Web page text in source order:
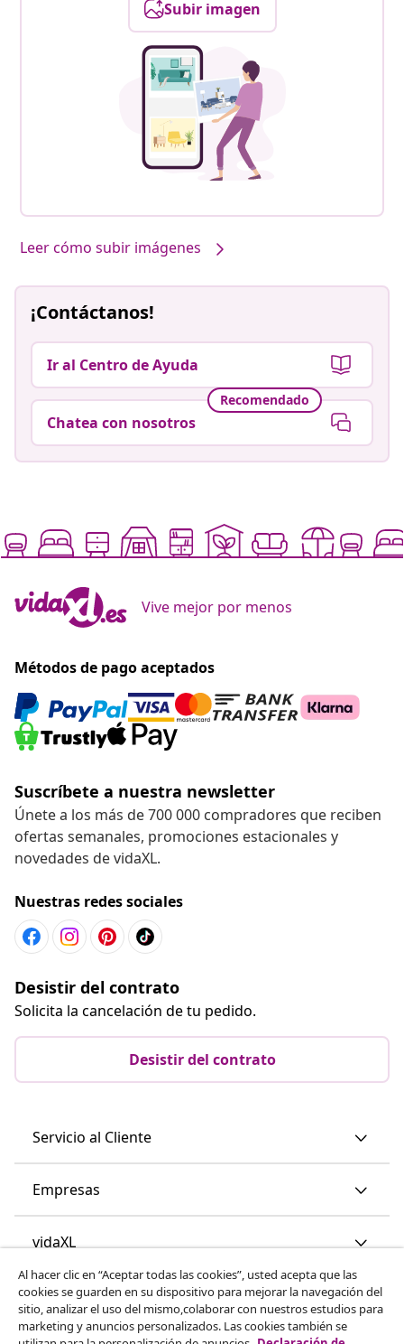
Subir imagen
Leer cómo subir imágenes
¡Contáctanos!
Ir al Centro de Ayuda
Recomendado
Chatea con nosotros
Vive mejor por menos
Métodos de pago aceptados
Suscríbete a nuestra newsletter
Únete a los más de 700 000 compradores que reciben
ofertas semanales, promociones estacionales y
novedades de vidaXL.
Nuestras redes sociales
Desistir del contrato
Solicita la cancelación de tu pedido.
Desistir del contrato
Servicio al Cliente
Empresas
vidaXL
Descubre mas
Al hacer clic en “Aceptar todas las cookies”, usted acepta que las
cookies se guarden en su dispositivo para mejorar la navegación del
sitio, analizar el uso del mismo,colaborar con nuestros estudios para
marketing y anuncios personalizados. Las cookies también se